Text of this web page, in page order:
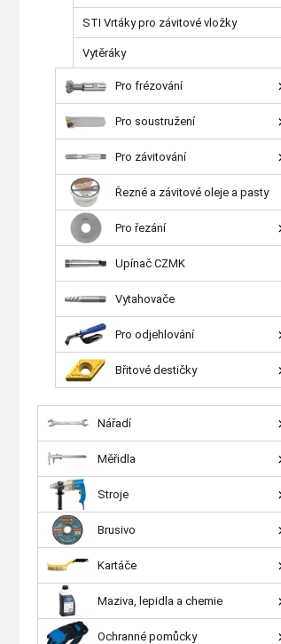
STI Vrtáky pro závitové vložky
Vytěráky
Pro frézování
Pro soustružení
Pro závitování
Řezné a závitové oleje a pasty
Pro řezání
Upínač CZMK
Vytahovače
Pro odjehlování
Břitové destičky
Nářadí
Měřidla
Stroje
Brusivo
Kartáče
Maziva, lepidla a chemie
Ochranné pomůcky